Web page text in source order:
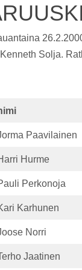
Solja.
Paavilainen
Hurme
Perkonoja
Karhunen
Norri
Jaatinen